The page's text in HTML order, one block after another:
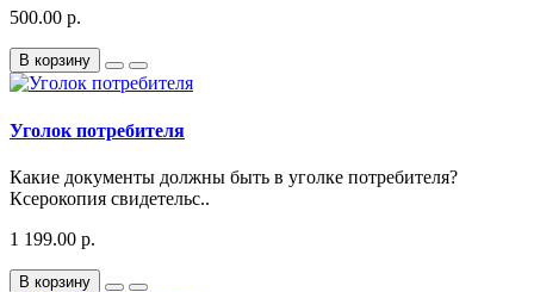
500.00 р.
В корзину
Уголок потребителя
Какие документы должны быть в уголке потребителя?
Ксерокопия свидетельс..
1 199.00 р.
В корзину